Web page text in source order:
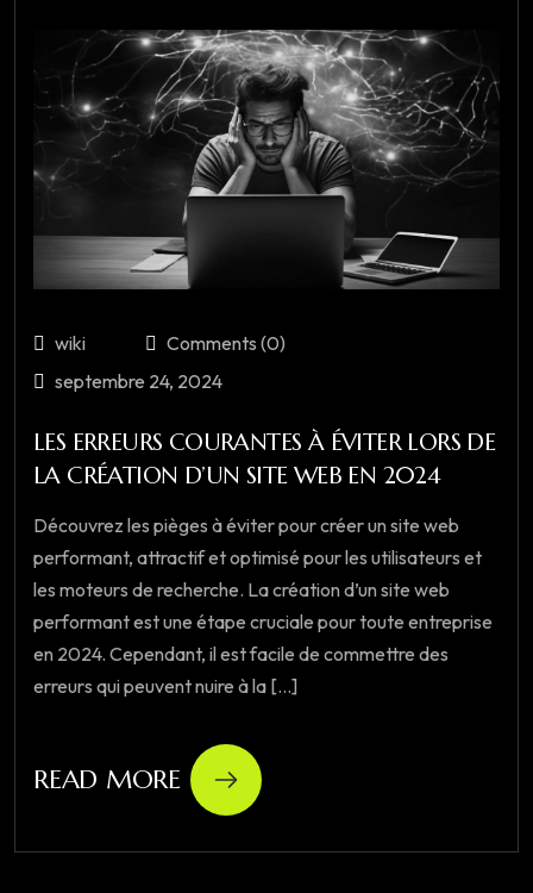
wiki
Comments (0)
septembre 24, 2024
LES ERREURS COURANTES À ÉVITER LORS DE
LA CRÉATION D’UN SITE WEB EN 2024
Découvrez les pièges à éviter pour créer un site web
performant, attractif et optimisé pour les utilisateurs et
les moteurs de recherche. La création d’un site web
performant est une étape cruciale pour toute entreprise
en 2024. Cependant, il est facile de commettre des
erreurs qui peuvent nuire à la [...]
READ MORE